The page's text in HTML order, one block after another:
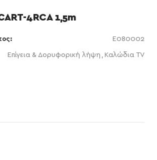
4RCA 1,5m
E080002
Επίγεια & Δορυφορική λήψη , Καλώδια TV